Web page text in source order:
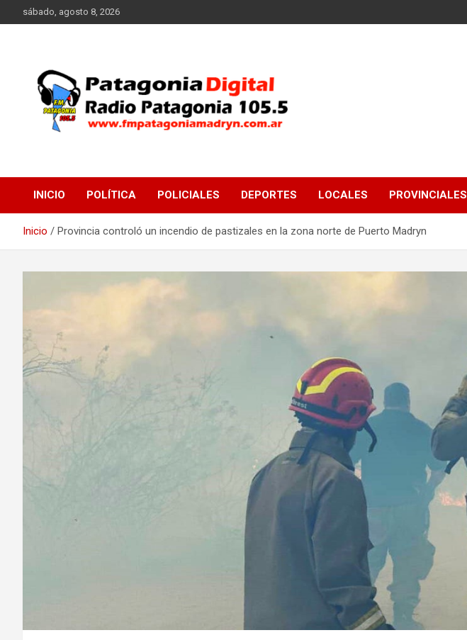
al
sábado, agosto 8, 2026
FM Patagonia Madryn
INICIO POLÍTICA POLICIALES DEPORTES LOCALES PROVINCIALES
Inicio Provincia controló un incendio de pastizales en la zona norte de Puerto Madryn